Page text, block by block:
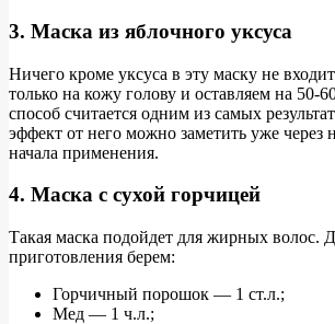
3. Маска из яблочного уксуса
Ничего кроме уксуса в эту маску не
только на кожу голову и оставляем на 50-
способ считается одним из самых
эффект от него можно заметить уже через
начала применения.
4. Маска с сухой горчицей
Такая маска подойдет для жирных волос.
приготовления берем:
Горчичный порошок — 1 ст.л.;
Мед — 1 ч.л.;